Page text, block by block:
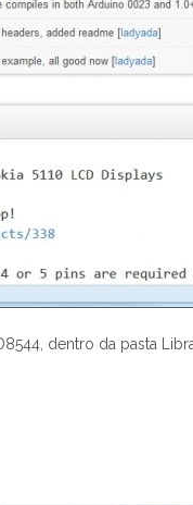
dentro da pasta